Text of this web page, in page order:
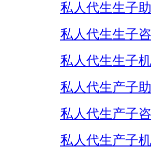
私人代生生子
私人代生生子
私人代生生子
私人代生产子
私人代生产子
私人代生产子